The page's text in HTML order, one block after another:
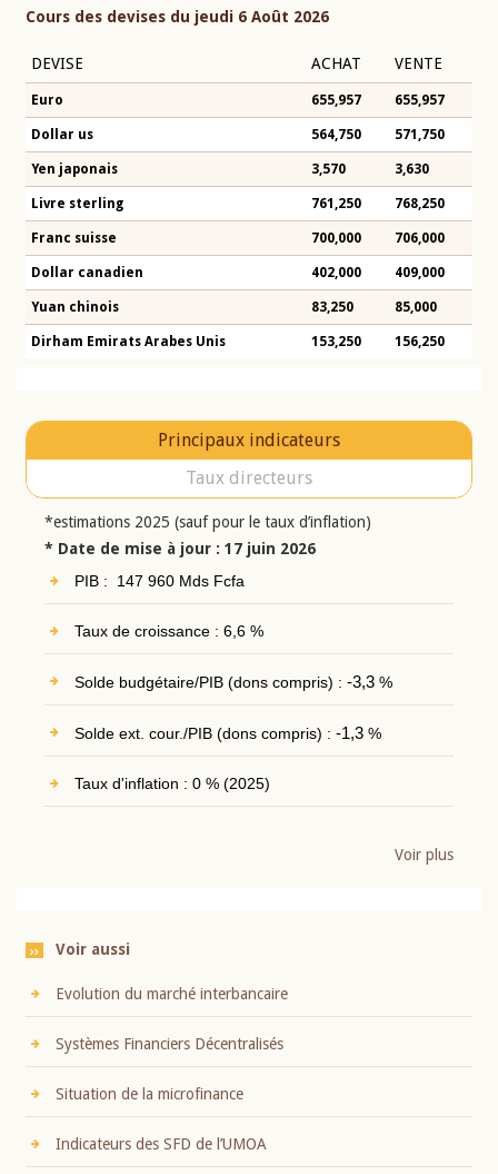
Cours des devises du jeudi 6 Août 2026
DEVISE ACHAT VENTE
Euro 655,957 655,957
Dollar us 564,750 571,750
Yen japonais 3,570 3,630
Livre sterling 761,250 768,250
Franc suisse 700,000 706,000
Dollar canadien 402,000 409,000
Yuan chinois 83,250 85,000
Dirham Emirats Arabes Unis 153,250 156,250
Principaux indicateurs
Taux directeurs
*estimations 2025 (sauf pour le taux d’inflation)
* Date de mise à jour : 17 juin 2026
PIB : 147 960 Mds Fcfa
Taux de croissance : 6,6 %
Solde budgétaire/PIB (dons compris) : -3,3%
Solde ext. cour./PIB (dons compris) : -1,3%
Taux d'inflation : 0 % (2025)
Voir plus
Voir aussi
Evolution du marché interbancaire
Systèmes Financiers Décentralisés
Situation de la microfinance
Indicateurs des SFD de l’UMOA